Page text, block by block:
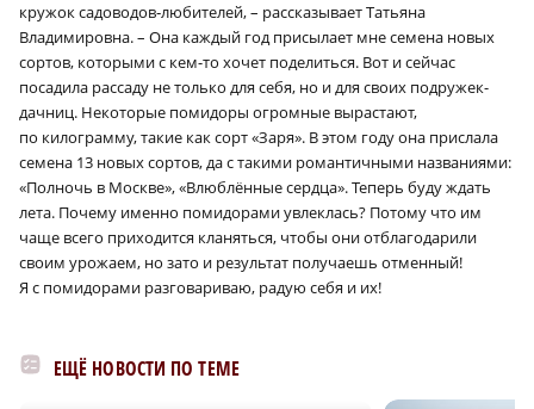
кружок садоводов‑любителей, – рассказывает Татьяна
Владимировна. – Она каждый год присылает мне семена новых
сортов, которыми с кем-то хочет поделиться. Вот и сейчас
посадила рассаду не только для себя, но и для своих подружек-
дачниц. Некоторые помидоры огромные вырастают,
по килограмму, такие как сорт «Заря». В этом году она прислала
семена 13 новых сортов, да с такими романтичными названиями:
«Полночь в Москве», «Влюблённые сердца». Теперь буду ждать
лета. Почему именно помидорами увлеклась? Потому что им
чаще всего приходится кланяться, чтобы они отблагодарили
своим урожаем, но зато и результат получаешь отменный!
Я с помидорами разговариваю, радую себя и их!
ЕЩЁ НОВОСТИ ПО ТЕМЕ